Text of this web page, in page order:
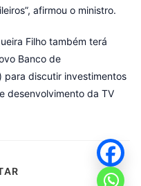
afirmou o ministro.
Filho também terá
Banco de
para discutir investimentos
desenvolvimento da TV